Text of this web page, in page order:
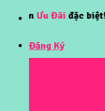
Skip
content
Đãi đặc biệt!!
Đăng Ký